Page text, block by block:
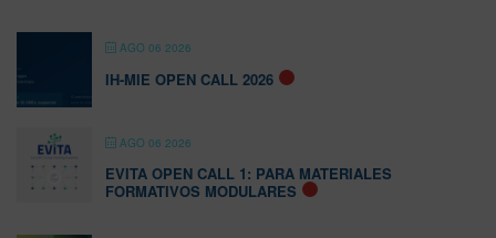
AGO 06 2026
IH-MIE OPEN CALL 2026
AGO 06 2026
EVITA OPEN CALL 1: PARA MATERIALES
FORMATIVOS MODULARES